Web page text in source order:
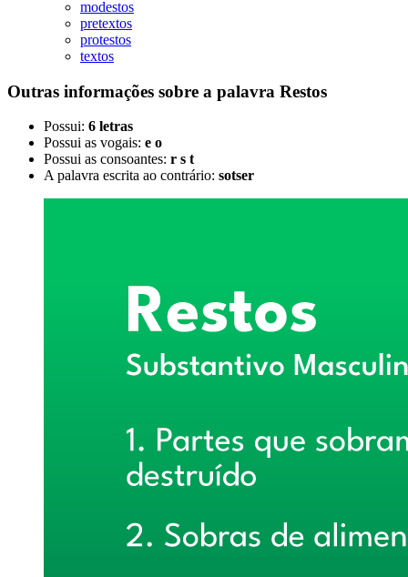
modestos
pretextos
protestos
textos
Outras informações sobre a palavra Restos
Possui: 6 letras
Possui as vogais: e o
Possui as consoantes: r s t
A palavra escrita ao contrário: sotser